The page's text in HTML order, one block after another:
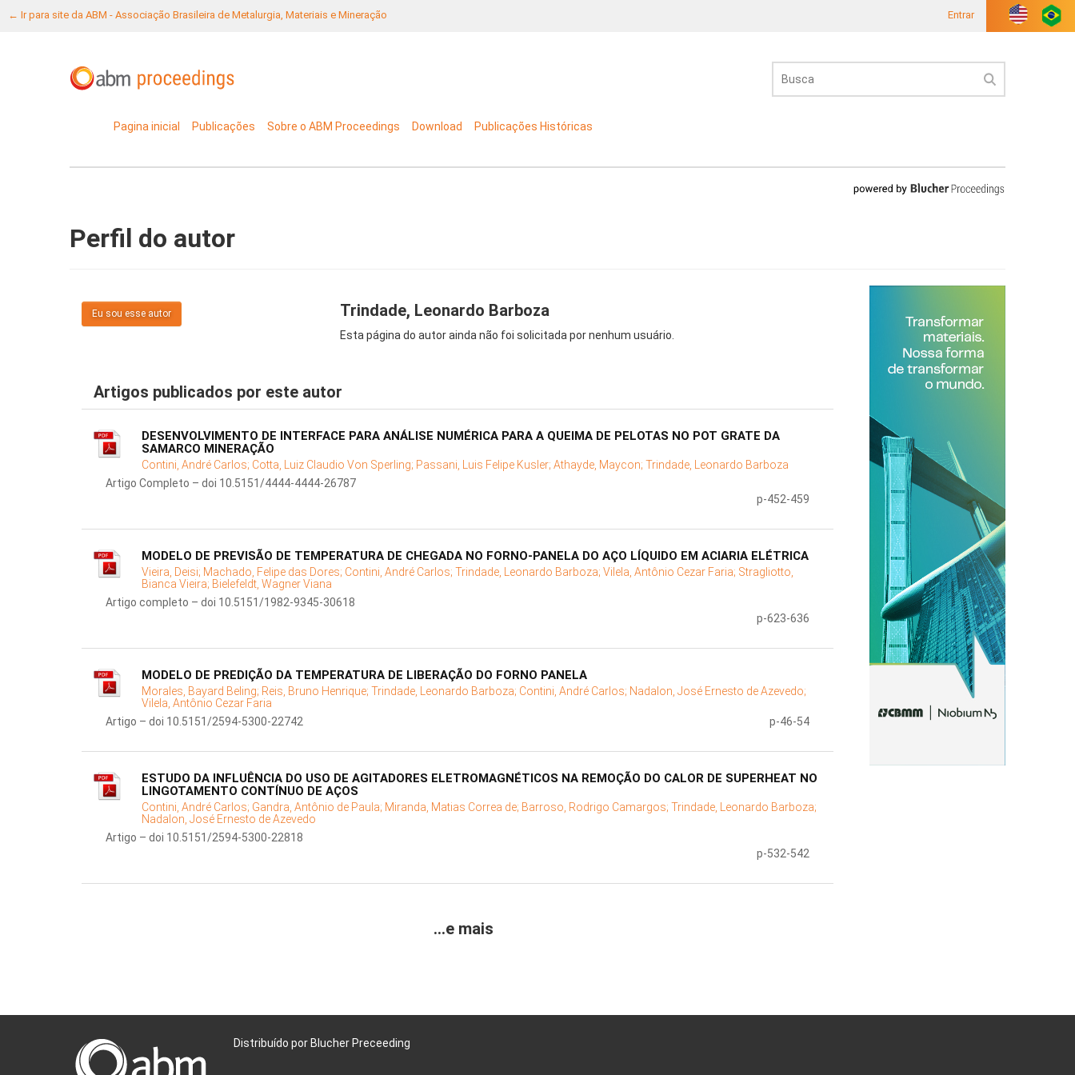
← Ir para site da ABM - Associação Brasileira de Metalurgia, Materiais e Mineração Entrar
Pagina inicial Publicações Sobre o ABM Proceedings Download Publicações Históricas
Perfil do autor
Eu sou esse autor Trindade, Leonardo Barboza
Esta página do autor ainda não foi solicitada por nenhum usuário.
Artigos publicados por este autor
DESENVOLVIMENTO DE INTERFACE PARA ANÁLISE NUMÉRICA PARA A QUEIMA DE PELOTAS NO POT GRATE DA
SAMARCO MINERAÇÃO
Contini, André Carlos; Cotta, Luiz Claudio Von Sperling; Passani, Luis Felipe Kusler; Athayde, Maycon; Trindade, Leonardo Barboza
Artigo Completo – doi 10.5151/4444-4444-26787
p-452-459
MODELO DE PREVISÃO DE TEMPERATURA DE CHEGADA NO FORNO-PANELA DO AÇO LÍQUIDO EM ACIARIA ELÉTRICA
Vieira, Deisi; Machado, Felipe das Dores; Contini, André Carlos; Trindade, Leonardo Barboza; Vilela, Antônio Cezar Faria; Stragliotto,
Bianca Vieira; Bielefeldt, Wagner Viana
Artigo completo – doi 10.5151/1982-9345-30618
p-623-636
MODELO DE PREDIÇÃO DA TEMPERATURA DE LIBERAÇÃO DO FORNO PANELA
Morales, Bayard Beling; Reis, Bruno Henrique; Trindade, Leonardo Barboza; Contini, André Carlos; Nadalon, José Ernesto de Azevedo;
Vilela, Antônio Cezar Faria
Artigo – doi 10.5151/2594-5300-22742
p-46-54
ESTUDO DA INFLUÊNCIA DO USO DE AGITADORES ELETROMAGNÉTICOS NA REMOÇÃO DO CALOR DE SUPERHEAT NO
LINGOTAMENTO CONTÍNUO DE AÇOS
Contini, André Carlos; Gandra, Antônio de Paula; Miranda, Matias Correa de; Barroso, Rodrigo Camargos; Trindade, Leonardo Barboza;
Nadalon, José Ernesto de Azevedo
Artigo – doi 10.5151/2594-5300-22818
p-532-542
...e mais
Distribuído por Blucher Preceeding